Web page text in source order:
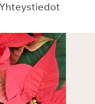
Yhteystiedot